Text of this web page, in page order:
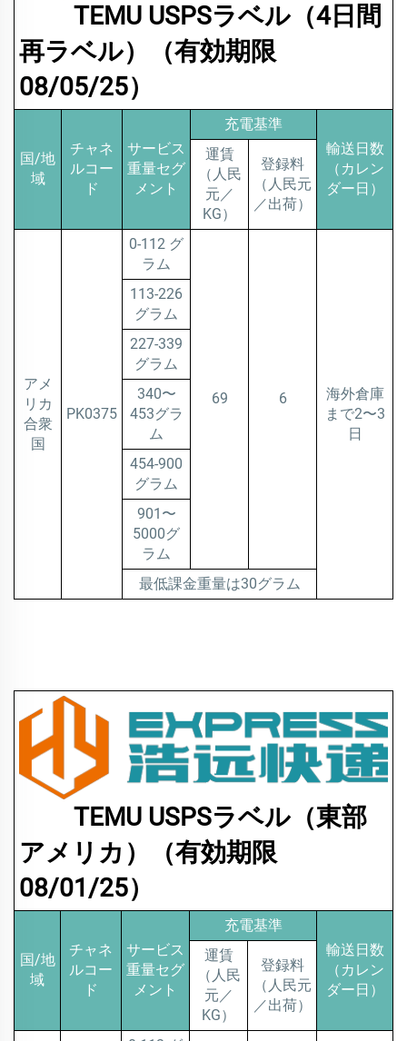
TEMU USPSラベル（4日間
再ラベル）（有効期限
08/05/25）
国/地
域
チャネ
ルコー
ド
サービス
重量セグ
メント
充電基準
輸送日数
（カレン
ダー日）
運賃
（人民
元／
KG）
登録料
（人民元
／出荷）
アメ
リカ
合衆
国
PK0375
0-112 グ
ラム
69 6
海外倉庫
まで2〜3
日
113-226
グラム
227-339
グラム
340〜
453グラ
ム
454-900
グラム
901〜
5000グ
ラム
最低課金重量は30グラム
TEMU USPSラベル（東部
アメリカ）（有効期限
08/01/25）
国/地
域
チャネ
ルコー
ド
サービス
重量セグ
メント
充電基準
輸送日数
（カレン
ダー日）
運賃
（人民
元／
KG）
登録料
（人民元
／出荷）